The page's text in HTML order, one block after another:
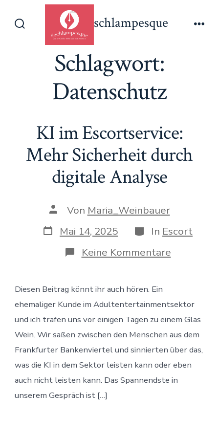
Inhalt
ein-/ausblenden
schlampesque
Schlagwort:
Datenschutz
KI im Escortservice:
Mehr Sicherheit durch
digitale Analyse
Beitragsautor
Von Maria_Weinbauer
Veröffentlichungsdatum
Mai 14, 2025 Kategorien
In Escort
Keine Kommentarezu
KI
Sicherheit
durch
digitale
Analyse
Diesen Beitrag könnt ihr auch hören. Ein
ehemaliger Kunde im Adultentertainmentsektor
und ich trafen uns vor einigen Tagen zu einem Glas
Wein. Wir saßen zwischen den Menschen aus dem
Frankfurter Bankenviertel und sinnierten über das,
was die KI in dem Sektor leisten kann oder eben
auch nicht leisten kann. Das Spannendste in
unserem Gespräch ist […]